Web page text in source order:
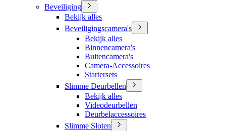
Beveiliging
Bekijk alles
Beveiligingscamera's
Bekijk alles
Binnencamera's
Buitencamera's
Camera-Accessoires
Startersets
Slimme Deurbellen
Bekijk alles
Videodeurbellen
Deurbelaccessoires
Slimme Sloten